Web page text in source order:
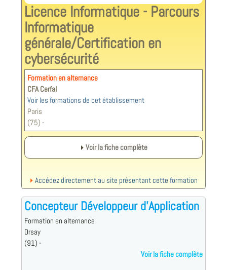
Licence Informatique - Parcours
Informatique
générale/Certification en
cybersécurité
Formation en alternance
CFA Cerfal
Voir les formations de cet établissement
Paris
(75) -
Voir la fiche complète
Accédez directement au site présentant cette formation
Concepteur Développeur d'Application
Formation en alternance
Orsay
(91) -
Voir la fiche complète